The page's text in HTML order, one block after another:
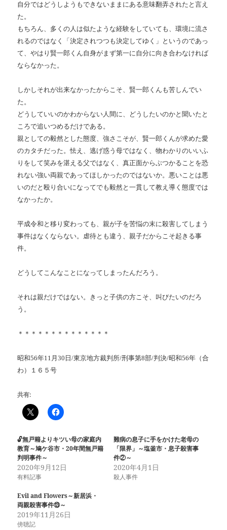
自分ではどうしようもできないままにある意味翻弄されたと言え
た。
もちろん、多くの人は似たような経験をしていても、環境に流さ
れるのではなく「決定されつつも決定してゆく」というのであっ
て、やはり賢一郎くん自身がまず第一に自分に向き合わなければ
ならなかった。
しかしそれが出来なかったからこそ、賢一郎くんも苦しんでい
た。
どうしていいのかわからない人間に、どうしたいのかと聞いたと
ころで追いつめるだけである。
親としての毅然とした態度、強さこそが、賢一郎くんが求めた愛
のカタチだった。怯え、逃げ惑う母ではなく、物わかりのいいふ
りをして笑みを湛える父ではなく、真正面からぶつかることを恐
れない強い両親であってほしかったのではないか。悪いことは悪
いのだと殴り合いになってでも毅然と一貫して教え導く態度では
なかったか。
平成令和と移り変わっても、親が子を苦悩の末に殺害してしまう
事件はなくならない。虐待とも違う、親子だからこそ起きる事
件。
どうしてこんなことになってしまったんだろう。
それは親だけではない。きっと子供の方こそ、叫びたいのだろ
う。
＊＊＊＊＊＊＊＊＊＊＊＊＊＊
昭和56年11 月30 日/東京地方裁判所/刑事第8部/判決/昭和56年（合
わ）１６５号
共有:
🔓無戸籍よりキツい母の家庭内
教育～鳩ケ谷市・20年間無戸籍
判明事件～
2020年9月12日
有料記事
難病の息子に手をかけた老母の
「限界」～塩釜市・息子殺害事
件②～
2020年4月1日
殺人事件
Evil and Flowers～新居浜・
両親殺害事件⑬～
2019年11月26日
傍聴記